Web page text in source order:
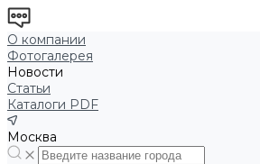
О компании
Фотогалерея
Новости
Статьи
Каталоги PDF
Москва